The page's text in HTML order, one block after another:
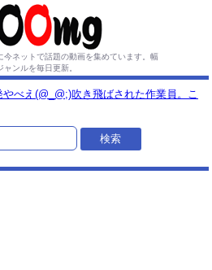
ネットで話題の動画を集めています。 幅
ャンルを毎日更新。
べえ(@_@;)吹き飛ばされた作業員。こ